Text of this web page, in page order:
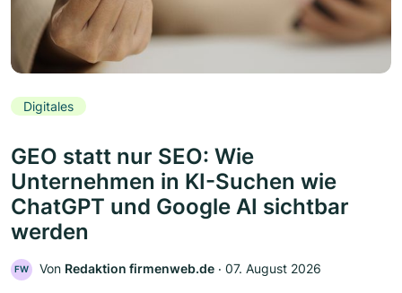
Digitales
GEO statt nur SEO: Wie
Unternehmen in KI-Suchen wie
ChatGPT und Google AI sichtbar
werden
FW Von Redaktion firmenweb.de ‧ 07. August 2026